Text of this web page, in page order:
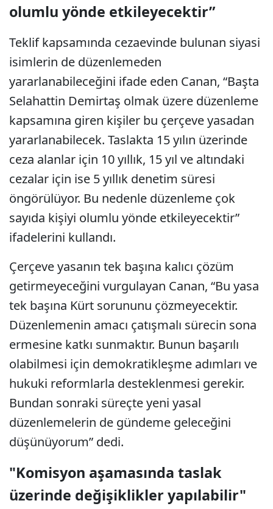
olumlu yönde etkileyecektir”
Teklif kapsamında cezaevinde bulunan siyasi
isimlerin de düzenlemeden
yararlanabileceğini ifade eden Canan, “Başta
Selahattin Demirtaş olmak üzere düzenleme
kapsamına giren kişiler bu çerçeve yasadan
yararlanabilecek. Taslakta 15 yılın üzerinde
ceza alanlar için 10 yıllık, 15 yıl ve altındaki
cezalar için ise 5 yıllık denetim süresi
öngörülüyor. Bu nedenle düzenleme çok
sayıda kişiyi olumlu yönde etkileyecektir”
ifadelerini kullandı.
Çerçeve yasanın tek başına kalıcı çözüm
getirmeyeceğini vurgulayan Canan, “Bu yasa
tek başına Kürt sorununu çözmeyecektir.
Düzenlemenin amacı çatışmalı sürecin sona
ermesine katkı sunmaktır. Bunun başarılı
olabilmesi için demokratikleşme adımları ve
hukuki reformlarla desteklenmesi gerekir.
Bundan sonraki süreçte yeni yasal
düzenlemelerin de gündeme geleceğini
düşünüyorum” dedi.
"Komisyon aşamasında taslak
üzerinde değişiklikler yapılabilir"